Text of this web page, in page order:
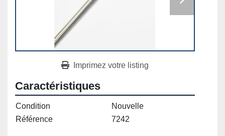
Imprimez votre listing
Caractéristiques
Condition
Nouvelle
Référence
7242